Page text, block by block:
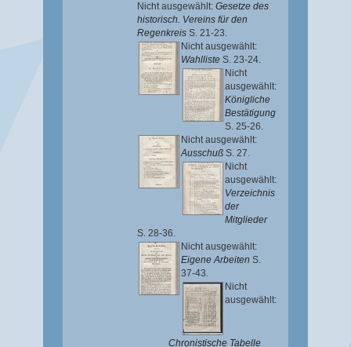
Nicht ausgewählt: Gesetze des
historisch. Vereins für den
Regenkreis S. 21-23.
Nicht ausgewählt:
Wahlliste S. 23-24.
Nicht
ausgewählt:
Königliche
Bestätigung
S. 25-26.
Nicht ausgewählt:
Ausschuß S. 27.
Nicht
ausgewählt:
Verzeichnis
der
Mitglieder
S. 28-36.
Nicht ausgewählt:
Eigene Arbeiten S.
37-43.
Nicht
ausgewählt:
Chronistische Tabelle